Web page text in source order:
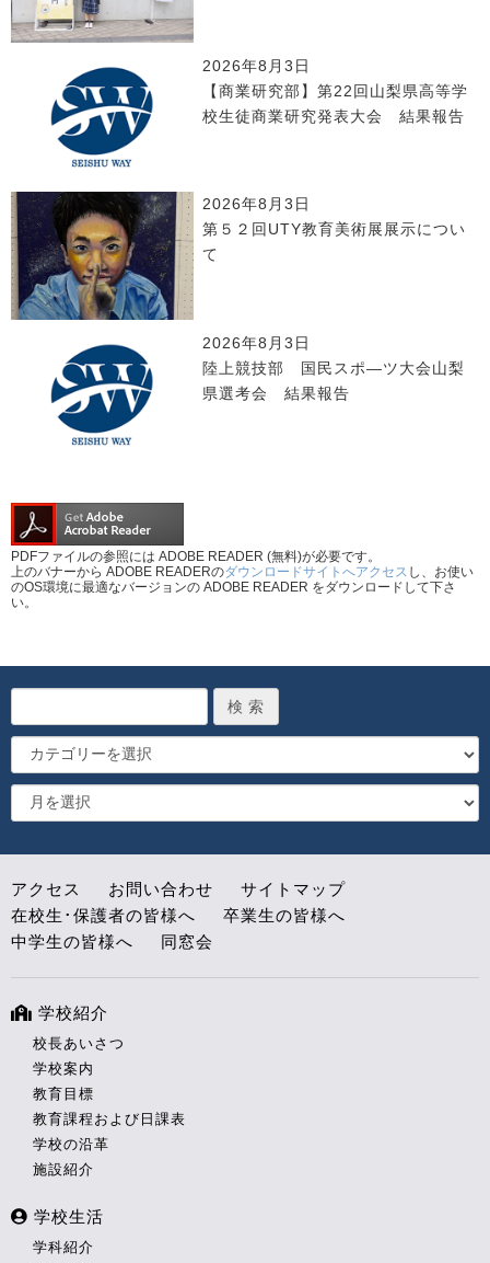
2026年8月3日
【商業研究部】第22回山梨県高等学
校生徒商業研究発表大会 結果報告
2026年8月3日
第５２回UTY教育美術展展示につい
て
2026年8月3日
陸上競技部 国民スポ―ツ大会山梨
県選考会 結果報告
PDFファイルの参照には ADOBE READER (無料)が必要です。
上のバナーから ADOBE READERのダウンロードサイトへアクセス し、お使い
のOS環境に最適なバージョンの ADOBE READER をダウンロードして下さ
い。
アクセス お問い合わせ
サイトマップ
在校生･保護者の皆様へ
卒業生の皆様へ
中学生の皆様へ
同窓会
学校紹介
校長あいさつ
学校案内
教育目標
教育課程および日課表
学校の沿革
施設紹介
学校生活
学科紹介